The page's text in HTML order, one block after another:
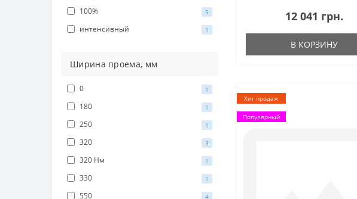
100% 5
интенсивный 1
Ширина проема, мм
0 1
180 1
250 1
320 3
320 Нм 1
330 1
550 4
12 041 грн.
В КОРЗИНУ
Хит продаж
Популярный